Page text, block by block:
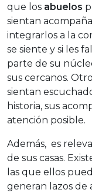
que los abuelos
sientan
integrarlos a la
se siente y si les
parte de su
sus cercanos.
sientan
historia, sus
atención posible.
Además, es
de sus casas.
las que ellos
generan lazos de